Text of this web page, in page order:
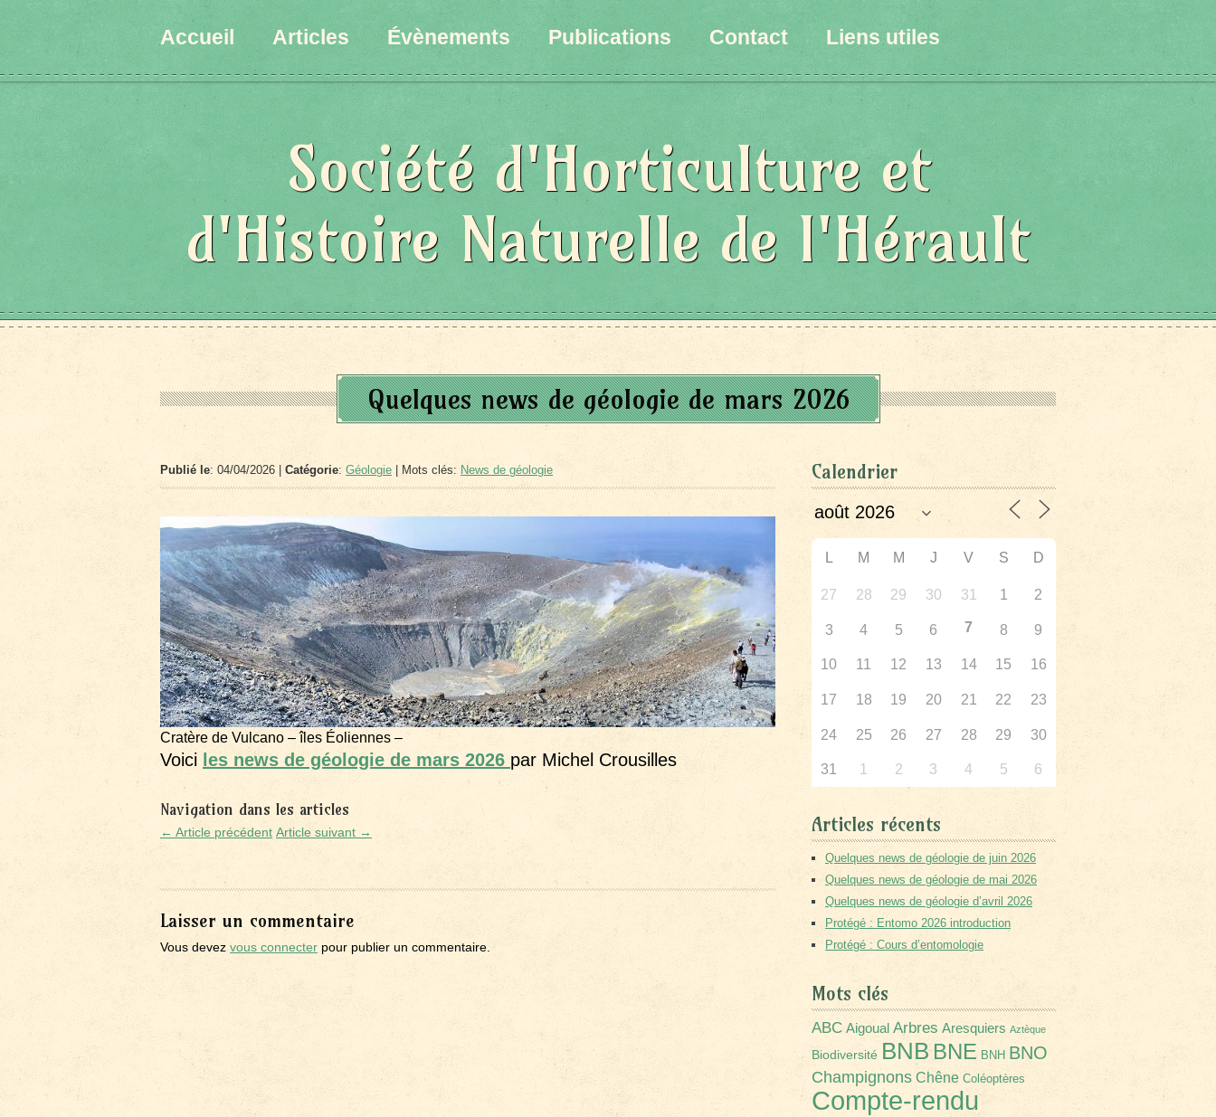
Accueil Articles Évènements Publications Contact Liens utiles
Société d'Horticulture et
d'Histoire Naturelle de l'Hérault
Quelques news de géologie de mars 2026
Publié le: 04/04/2026 | Catégorie: Géologie | Mots clés: News de géologie
Cratère de Vulcano – îles Éoliennes –
Voici les news de géologie de mars 2026par Michel Crousilles
Navigation dans les articles
← Article précédent Article suivant →
Laisser un commentaire
Vous devez vous connecter pour publier un commentaire.
Calendrier
L M M J V S D
27 28 29 30 31 1 2
3 4 5 6 7 8 9
10 11 12 13 14 15 16
17 18 19 20 21 22 23
24 25 26 27 28 29 30
31 1 2 3 4 5 6
Articles récents
Quelques news de géologie de juin 2026
Quelques news de géologie de mai 2026
Quelques news de géologie d’avril 2026
Protégé : Entomo 2026 introduction
Protégé : Cours d’entomologie
Mots clés
ABC Aigoual Arbres Aresquiers Aztèque
Biodiversité BNB BNE BNH BNO
Champignons Chêne Coléoptères
Compte-rendu